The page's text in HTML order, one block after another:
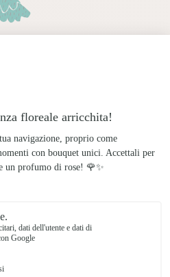
uniche
creazioni floreali
per stile e unicità.
bellissimi
di un mazzo di
per far sentire quella